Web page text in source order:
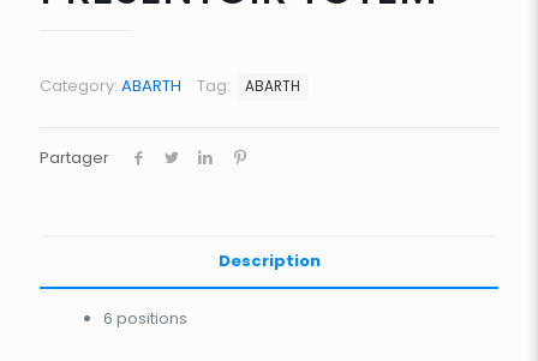
Category: ABARTH Tag: ABARTH
Partager
Description
6 positions